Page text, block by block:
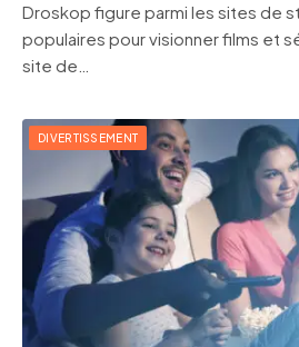
Droskop figure parmi les sites de
populaires pour visionner films et
site de…
DIVERTISSEMENT